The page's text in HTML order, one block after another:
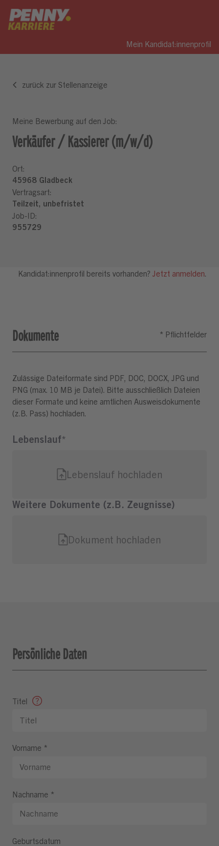
Mein Kandidat:innenprofil
Dokumente
Zulässige Dateiformate sind PDF, DOC, DOCX, JPG und
PNG (max. 10 MB je Datei). Bitte ausschließlich Dateien
dieser Formate und keine amtlichen Ausweisdokumente
(z.B. Pass) hochladen.
Persönliche Daten
Titel
Vorname *
Nachname *
Geburtsdatum